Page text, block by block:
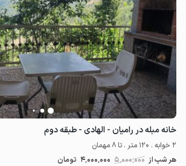
خانه مبله در رامیان - الهادی - طبقه دوم
2 خوابه . 120 متر . تا 8 مهمان
هر شب از 5٬000٬000 4٬000٬000 تومان